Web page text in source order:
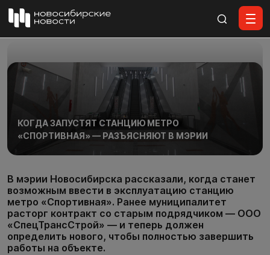
КОГДА ЗАПУСТЯТ СТАНЦИЮ МЕТРО
«СПОРТИВНАЯ» — РАЗЪЯСНЯЮТ В МЭРИИ
В мэрии Новосибирска рассказали, когда станет
возможным ввести в эксплуатацию станцию
метро «Спортивная». Ранее муниципалитет
расторг контракт со старым подрядчиком — ООО
«СпецТрансСтрой» — и теперь должен
определить нового, чтобы полностью завершить
работы на объекте.